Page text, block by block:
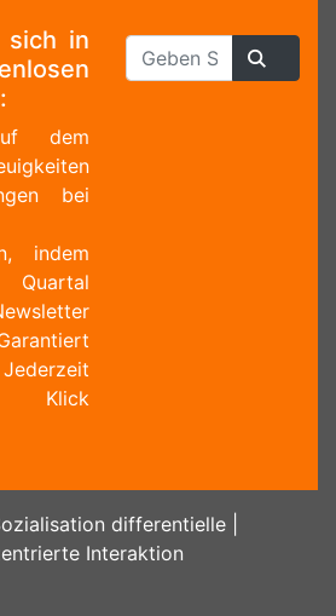
sich in
dem
bei
indem
Klick
differentielle
Interaktion